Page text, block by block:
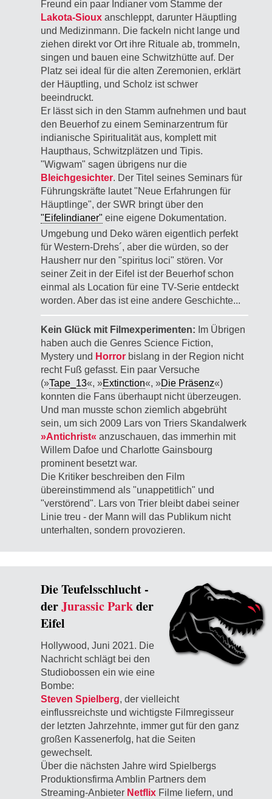
Freund ein paar Indianer vom Stamme der
Lakota-Sioux anschleppt, darunter Häuptling
und Medizinmann. Die fackeln nicht lange und
ziehen direkt vor Ort ihre Rituale ab, trommeln,
singen und bauen eine Schwitzhütte auf. Der
Platz sei ideal für die alten Zeremonien, erklärt
der Häuptling, und Scholz ist schwer
beeindruckt.
Er lässt sich in den Stamm aufnehmen und baut
den Beuerhof zu einem Seminarzentrum für
indianische Spiritualität aus, komplett mit
Haupthaus, Schwitzplätzen und Tipis.
"Wigwam" sagen übrigens nur die
Bleichgesichter. Der Titel seines Seminars für
Führungskräfte lautet "Neue Erfahrungen für
Häuptlinge", der SWR bringt über den
"Eifelindianer" eine eigene Dokumentation.
Umgebung und Deko wären eigentlich perfekt
für Western-Drehs´, aber die würden, so der
Hausherr nur den "spiritus loci" stören. Vor
seiner Zeit in der Eifel ist der Beuerhof schon
einmal als Location für eine TV-Serie entdeckt
worden. Aber das ist eine andere Geschichte...
Kein Glück mit Filmexperimenten: Im Übrigen
haben auch die Genres Science Fiction,
Mystery und Horror bislang in der Region nicht
recht Fuß gefasst. Ein paar Versuche
(»Tape_13«, »Extinction«, »Die Präsenz«)
konnten die Fans überhaupt nicht überzeugen.
Und man musste schon ziemlich abgebrüht
sein, um sich 2009 Lars von Triers Skandalwerk
»Antichrist« anzuschauen, das immerhin mit
Willem Dafoe und Charlotte Gainsbourg
prominent besetzt war.
Die Kritiker beschreiben den Film
übereinstimmend als "unappetitlich" und
"verstörend". Lars von Trier bleibt dabei seiner
Linie treu - der Mann will das Publikum nicht
unterhalten, sondern provozieren.
Die Teufelsschlucht -
derJurassic Parkder
Eifel
Hollywood, Juni 2021. Die
Nachricht schlägt bei den
Studiobossen ein wie eine
Bombe:
Steven Spielberg, der vielleicht
einflussreichste und wichtigste Filmregisseur
der letzten Jahrzehnte, immer gut für den ganz
großen Kassenerfolg, hat die Seiten
gewechselt.
Über die nächsten Jahre wird Spielbergs
Produktionsfirma Amblin Partners dem
Streaming-Anbieter Netflix Filme liefern, und